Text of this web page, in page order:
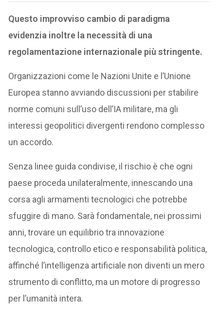
Questo improvviso cambio di paradigma
evidenzia inoltre la necessità di una
regolamentazione internazionale più stringente.
Organizzazioni come le Nazioni Unite e l’Unione
Europea stanno avviando discussioni per stabilire
norme comuni sull’uso dell’IA militare, ma gli
interessi geopolitici divergenti rendono complesso
un accordo.
Senza linee guida condivise, il rischio è che ogni
paese proceda unilateralmente, innescando una
corsa agli armamenti tecnologici che potrebbe
sfuggire di mano. Sarà fondamentale, nei prossimi
anni, trovare un equilibrio tra innovazione
tecnologica, controllo etico e responsabilità politica,
affinché l’intelligenza artificiale non diventi un mero
strumento di conflitto, ma un motore di progresso
per l’umanità intera.